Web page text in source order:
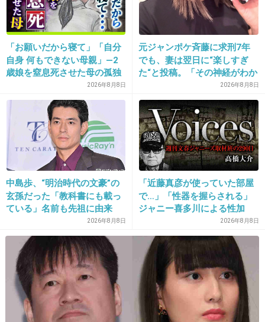
+132 -32
24. 匿名2014/03/26(水) 16:05:26
社長にいきなりタメ口って難しいよね
+91 -0
25. 匿名 2014/03/26(水) 16:05:46
今のメリー副社長と飯島女史の内部争いも、本
当はジャニーさんも嫌なんだろうね
ジャニーさんにもしものことがあったら不安だ
ジャニーさんだからこそ、世間も親しみを持っ
てたし、上手くやれてたのに、今のあの２派の
争いは好きじゃない
-7
「お願いだから寝て」「自分
自身 何もできない母親」―2
歳娘を窒息死させた母の孤独
「娘は『ママどうして』と」
限界の年子ワンオペ育児 法
廷での懺悔と声なきSOS
2026年8月8日
元ジャンポケ斉藤に求刑7年
でも、妻は翌日に“楽しすぎ
た“と投稿。「その神経がわか
2026年8月8日
中島歩、“明治時代の文豪”の
玄孫だった「教科書にも載っ
ている」名前も先祖に由来
2026年8月8日
「近藤真彦が使っていた部屋
で…」「性器を握らされる」
ジャニー喜多川による性加
害、語り始めた被害者たち
《徹底取材の裏側》
2026年8月8日